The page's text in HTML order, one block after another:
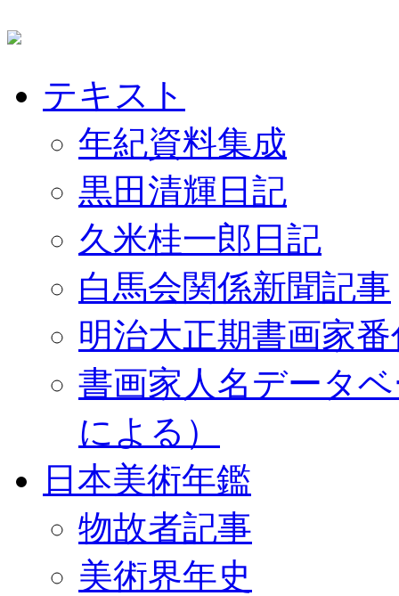
テキスト
年紀資料集成
黒田清輝日記
久米桂一郎日記
白馬会関係新聞記事
明治大正期書画家
書画家人名データ
による）
日本美術年鑑
物故者記事
美術界年史